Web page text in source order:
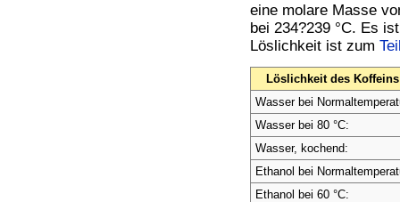
eine molare Masse
bei 234?239 °C. Es
Löslichkeit ist zum
Löslichkeit des Koffeins
Wasser bei
Wasser bei 80 °C:
Wasser, kochend:
Ethanol bei
Ethanol bei 60 °C: